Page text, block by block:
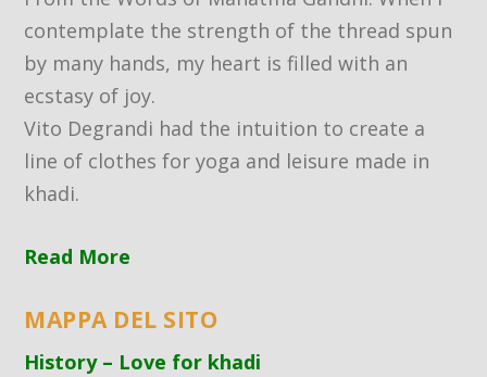
contemplate the strength of the thread spun
by many hands, my heart is filled with an
ecstasy of joy.
Vito Degrandi had the intuition to create a
line of clothes for yoga and leisure made in
khadi.
Read More
MAPPA DEL SITO
History – Love for khadi